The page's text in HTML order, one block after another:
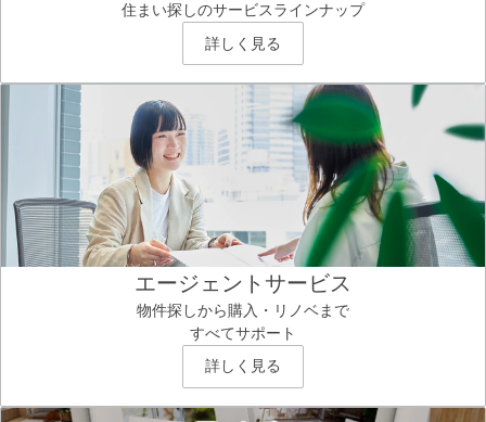
住まい探しのサービスラインナップ
詳しく見る
エージェントサービス
物件探しから購入・リノベまで
すべてサポート
詳しく見る